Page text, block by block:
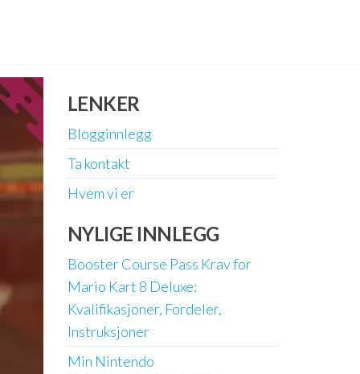
LENKER
Blogginnlegg
Ta kontakt
Hvem vi er
NYLIGE INNLEGG
Booster Course Pass Krav for
Mario Kart 8 Deluxe:
Kvalifikasjoner, Fordeler,
Instruksjoner
Min Nintendo